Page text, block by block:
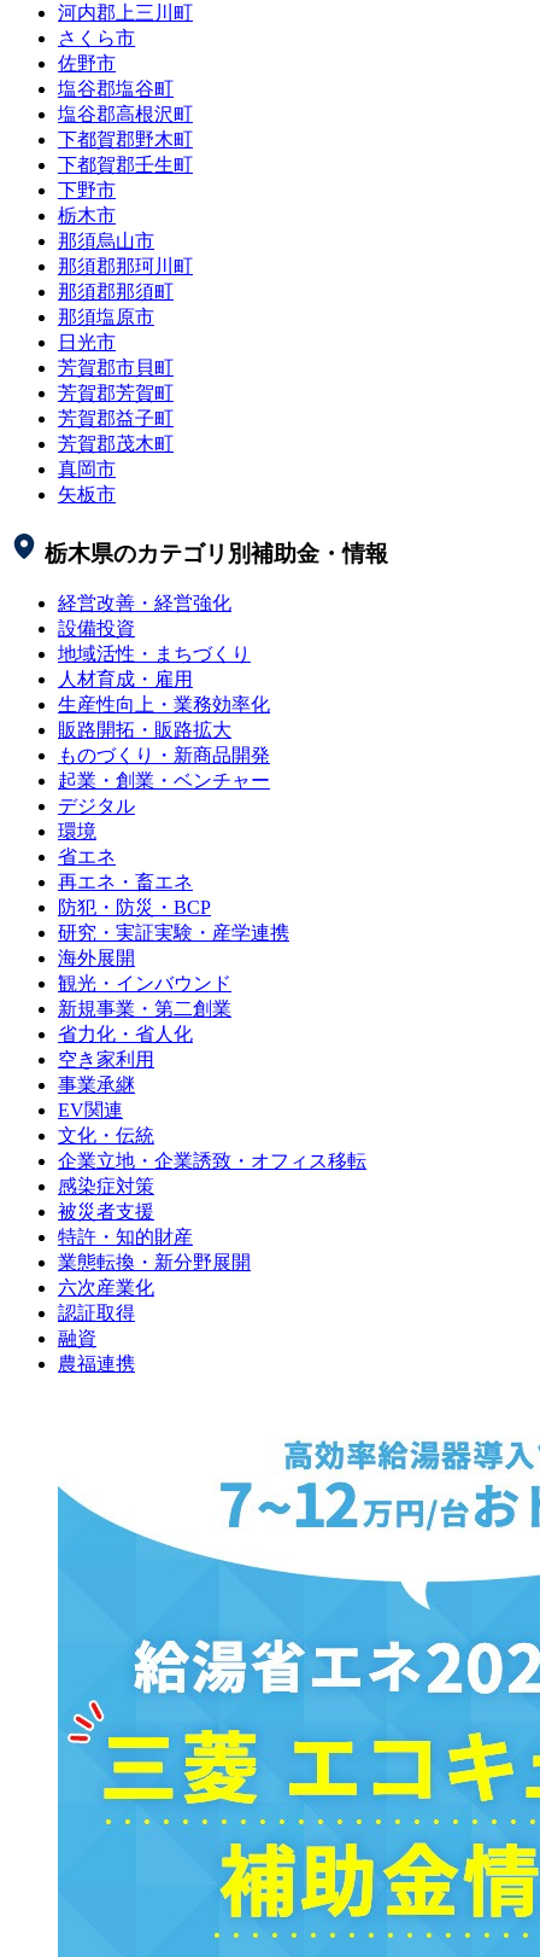
河内郡上三川町
さくら市
佐野市
塩谷郡塩谷町
塩谷郡高根沢町
下都賀郡野木町
下都賀郡壬生町
下野市
栃木市
那須烏山市
那須郡那珂川町
那須郡那須町
那須塩原市
日光市
芳賀郡市貝町
芳賀郡芳賀町
芳賀郡益子町
芳賀郡茂木町
真岡市
矢板市
栃木県のカテゴリ別補助金・情報
経営改善・経営強化
設備投資
地域活性・まちづくり
人材育成・雇用
生産性向上・業務効率化
販路開拓・販路拡大
ものづくり・新商品開発
起業・創業・ベンチャー
デジタル
環境
省エネ
再エネ・畜エネ
防犯・防災・BCP
研究・実証実験・産学連携
海外展開
観光・インバウンド
新規事業・第二創業
省力化・省人化
空き家利用
事業承継
EV関連
文化・伝統
企業立地・企業誘致・オフィス移転
感染症対策
被災者支援
特許・知的財産
業態転換・新分野展開
六次産業化
認証取得
融資
農福連携